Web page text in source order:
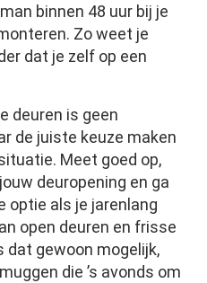
binnen 48 uur bij je
Zo weet je
dat je zelf op een
deuren is geen
de juiste keuze maken
Meet goed op,
deuropening en ga
optie als je jarenlang
open deuren en frisse
dat gewoon mogelijk,
die ’s avonds om